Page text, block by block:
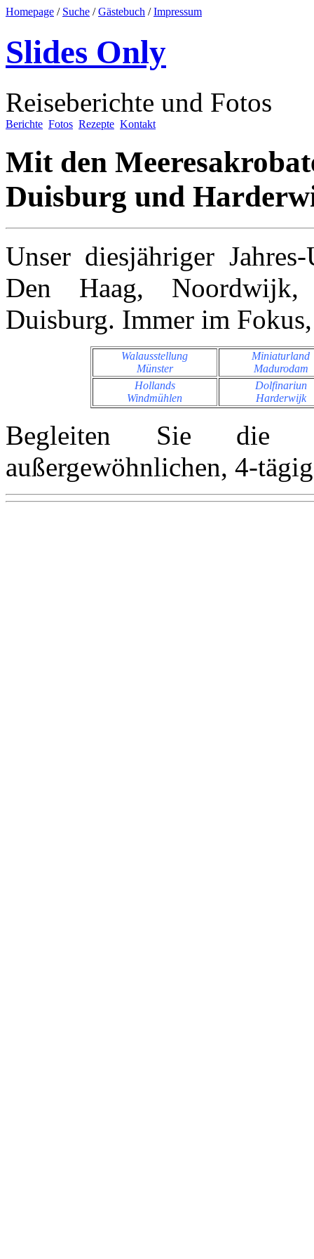
Homepage / Suche /Gästebuch /Impressum
Slides Only
Reiseberichte und Fotos
Berichte Fotos Rezepte Kontakt
Mit den
Duisburg und
Unser diesjähriger
Den Haag, Noordwijk,
Duisburg. Immer im
Walausstellung
Münster
Miniaturland
Madurodam
Hollands
Windmühlen
Dolfinariun
Harderwijk
Begleiten Sie
außergewöhnlichen, 4-